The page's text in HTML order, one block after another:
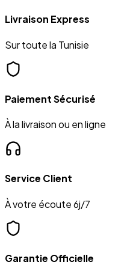
Livraison Express
Sur toute la Tunisie
Paiement Sécurisé
À la livraison ou en ligne
Service Client
À votre écoute 6j/7
Garantie Officielle